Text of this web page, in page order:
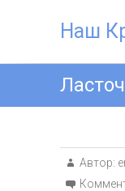
Наш
Автор: